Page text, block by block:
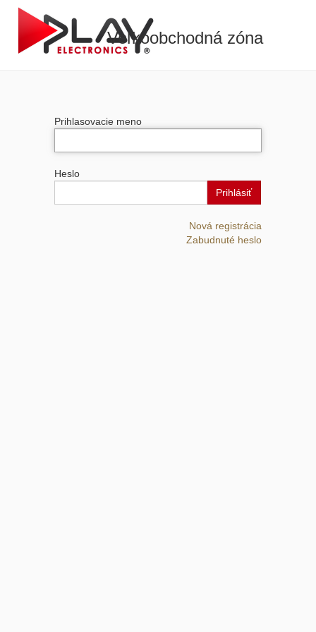
Veľkoobchodná zóna
Prihlasovacie meno
Heslo
Prihlásiť
Nová registrácia
Zabudnuté heslo